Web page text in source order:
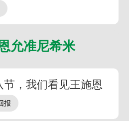
允准尼希米
，我们看见王施恩